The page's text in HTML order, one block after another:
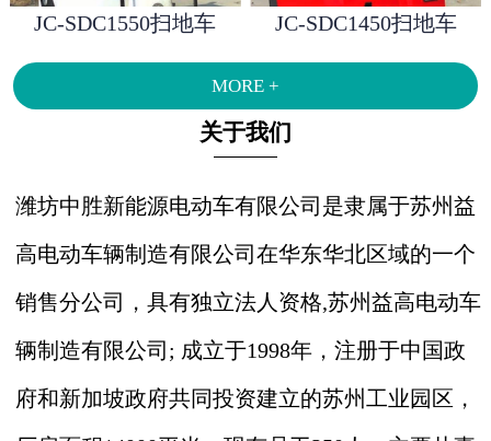
JC-SDC1550扫地车 JC-SDC1450扫地车
MORE +
关于我们
潍坊中胜新能源电动车有限公司是隶属于苏州益
高电动车辆制造有限公司在华东华北区域的一个
销售分公司，具有独立法人资格,苏州益高电动车
辆制造有限公司; 成立于1998年，注册于中国政
府和新加坡政府共同投资建立的苏州工业园区，